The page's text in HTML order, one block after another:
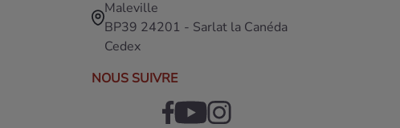
Maleville
BP39 24201 - Sarlat la Canéda
Cedex
NOUS SUIVRE